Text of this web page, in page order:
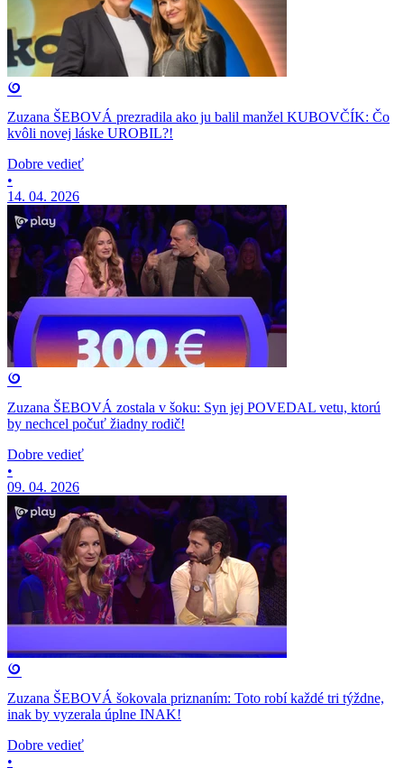
Zuzana ŠEBOVÁ prezradila ako ju balil manžel KUBOVČÍK: Čo
kvôli novej láske UROBIL?!
Dobre vedieť
•
14. 04. 2026
Zuzana ŠEBOVÁ zostala v šoku: Syn jej POVEDAL vetu, ktorú
by nechcel počuť žiadny rodič!
Dobre vedieť
•
09. 04. 2026
Zuzana ŠEBOVÁ šokovala priznaním: Toto robí každé tri týždne,
inak by vyzerala úplne INAK!
Dobre vedieť
•